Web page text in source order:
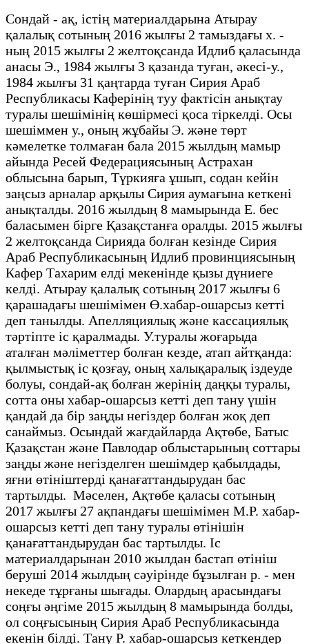
Сондай - ақ, істің материалдарына Атырау
қалалық сотының 2016 жылғы 2 тамыздағы х. -
ның 2015 жылғы 2 желтоқсанда Идлиб қаласында
анасы Э., 1984 жылғы 3 қазанда туған, әкесі-у.,
1984 жылғы 31 қаңтарда туған Сирия Араб
Республикасы Каферінің туу фактісін анықтау
туралы шешімінің көшірмесі қоса тіркелді. Осы
шешіммен у., оның жұбайы Э. және төрт
кәмелетке толмаған бала 2015 жылдың мамыр
айында Ресей Федерациясының Астрахан
облысына барып, Түркияға ұшып, содан кейін
заңсыз арналар арқылы Сирия аумағына кеткені
анықталды. 2016 жылдың 8 мамырында Е. бес
баласымен бірге Қазақстанға оралды. 2015 жылғы
2 желтоқсанда Сирияда болған кезінде Сирия
Араб Республикасының Идлиб провинциясының
Кафер Тахарим елді мекенінде қызы дүниеге
келді. Атырау қалалық сотының 2017 жылғы 6
қарашадағы шешімімен Ө.хабар-ошарсыз кетті
деп танылды. Апелляциялық және кассациялық
тәртіпте іс қаралмады. У.туралы жоғарыда
аталған мәліметтер болған кезде, атап айтқанда:
қылмыстық іс қозғау, оның халықаралық іздеуде
болуы, сондай-ақ болған жерінің даңқы туралы,
сотта оны хабар-ошарсыз кетті деп тану үшін
қандай да бір заңды негіздер болған жоқ деп
санаймыз. Осындай жағдайларда Ақтөбе, Батыс
Қазақстан және Павлодар облыстарының соттары
заңды және негізделген шешімдер қабылдады,
яғни өтініштерді қанағаттандырудан бас
тартылды. Мәселен, Ақтөбе қаласы сотының
2017 жылғы 27 ақпандағы шешімімен М.Р. хабар-
ошарсыз кетті деп тану туралы өтінішін
қанағаттандырудан бас тартылды. Іс
материалдарынан 2010 жылдан бастап өтініш
беруші 2014 жылдың сәуірінде бұзылған р. - мен
некеде тұрғаны шығады. Олардың арасындағы
соңғы әңгіме 2015 жылдың 8 мамырында болды,
ол соңғысының Сирия Араб Республикасында
екенін білді. Тану Р. хабар-ошарсыз кеткендер